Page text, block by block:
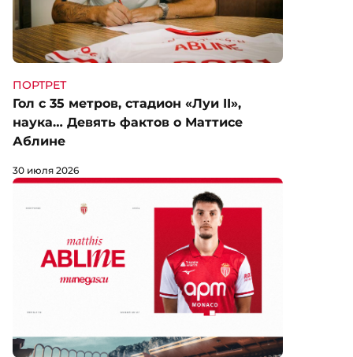
ПОРТРЕТ
Гол с 35 метров, стадион «Луи II»,
наука… Девять фактов о Маттисе
Аблине
30 июля 2026